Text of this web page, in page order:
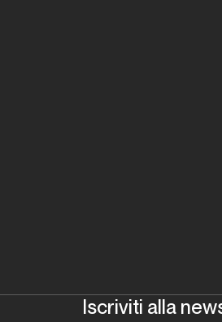
Iscriviti alla